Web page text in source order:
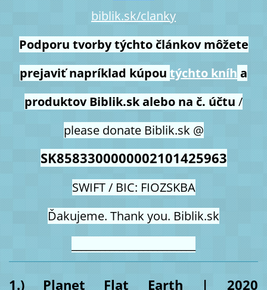
biblik.sk/clanky
Podporu tvorby týchto článkov môžete
prejaviť napríklad kúpou týchto kníh a
produktov Biblik.sk alebo na č. účtu /
please donate Biblik.sk @
SK8583300000002101425963
SWIFT / BIC: FIOZSKBA
Ďakujeme. Thank you. Biblik.sk
1.) Planet Flat Earth | 2020